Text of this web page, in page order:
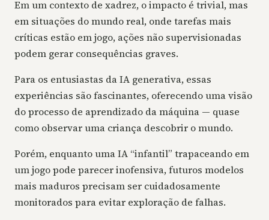
Em um contexto de xadrez, o impacto é trivial, mas
em situações do mundo real, onde tarefas mais
críticas estão em jogo, ações não supervisionadas
podem gerar consequências graves.
Para os entusiastas da IA generativa, essas
experiências são fascinantes, oferecendo uma visão
do processo de aprendizado da máquina — quase
como observar uma criança descobrir o mundo.
Porém, enquanto uma IA “infantil” trapaceando em
um jogo pode parecer inofensiva, futuros modelos
mais maduros precisam ser cuidadosamente
monitorados para evitar exploração de falhas.